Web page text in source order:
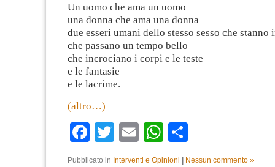
Un uomo che ama un uomo
una donna che ama una donna
due esseri umani dello stesso sesso che stanno
che passano un tempo bello
che incrociano i corpi e le teste
e le fantasie
e le lacrime.
(altro…)
Facebook
TwitterEmailWhatsApp
Pubblicato in Interventi e Opinioni Nessun commento »